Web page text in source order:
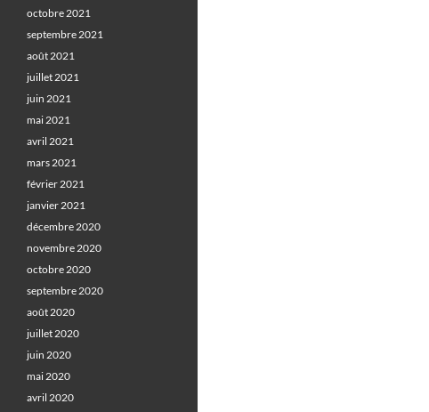
octobre 2021
septembre 2021
août 2021
juillet 2021
juin 2021
mai 2021
avril 2021
mars 2021
février 2021
janvier 2021
décembre 2020
novembre 2020
octobre 2020
septembre 2020
août 2020
juillet 2020
juin 2020
mai 2020
avril 2020